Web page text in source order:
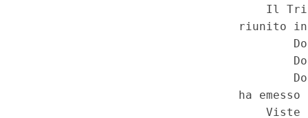
pignoramento prima della
predetta legge n. 228 del
tra creditori ipotecari e
pignoranti o intervenuti
principio di ragionevolezza -